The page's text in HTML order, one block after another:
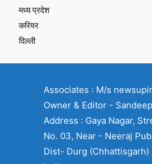
मध्य प्रदेश
करियर
दिल्ली
Associates : M/s
Owner & Editor -
Address : Gaya Nagar,
No. 03, Near - Neeraj
Dist- Durg (Chhattisgarh)